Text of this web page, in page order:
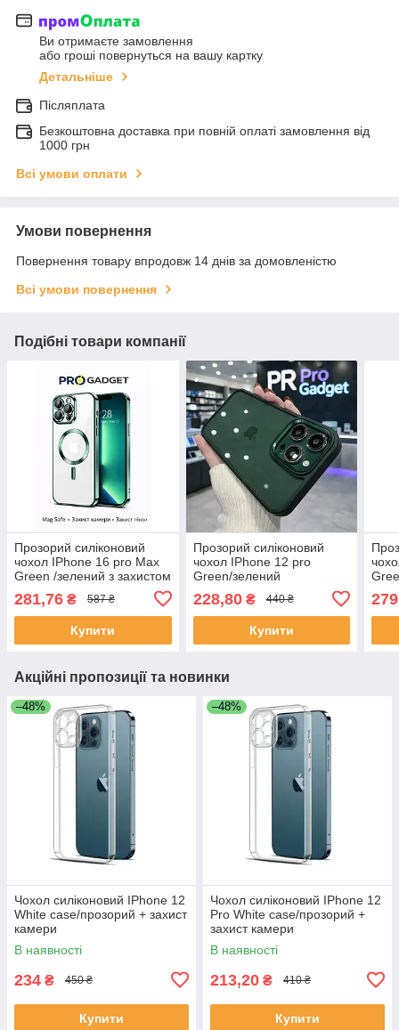
Ви отримаєте замовлення
або гроші повернуться на вашу картку
Детальніше
Післяплата
Безкоштовна доставка при повній оплаті замовлення від
1000 грн
Всі умови оплати
Умови повернення
Повернення товару впродовж 14 днів за домовленістю
Всі умови повернення
Подібні товари компанії
Прозорий силіконовий
чохол IPhone 16 pro Max
Green /зелений з захистом
281,76 ₴ 587 ₴
Купити
Прозорий силіконовий
чохол IPhone 12 pro
Green/зелений
228,80₴ 440 ₴
Купити
Акційні пропозиції та новинки
–48%
Чохол силіконовий IPhone 12
White case/прозорий + захист
камери
В наявності
234 ₴ 450 ₴
Купити
–48%
Чохол силіконовий IPhone 12
Pro White case/прозорий +
захист камери
В наявності
213,20 ₴ 410 ₴
Купити